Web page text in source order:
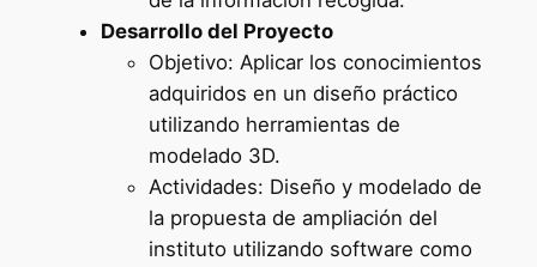
Desarrollo del Proyecto
Objetivo: Aplicar los conocimientos
adquiridos en un diseño práctico
utilizando herramientas de
modelado 3D.
Actividades: Diseño y modelado de
la propuesta de ampliación del
instituto utilizando software como